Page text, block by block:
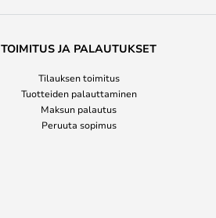
TOIMITUS JA PALAUTUKSET
Tilauksen toimitus
Tuotteiden palauttaminen
Maksun palautus
Peruuta sopimus